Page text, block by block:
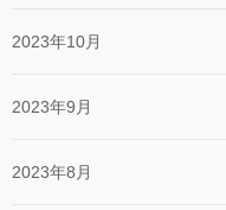
2023年10月
2023年9月
2023年8月